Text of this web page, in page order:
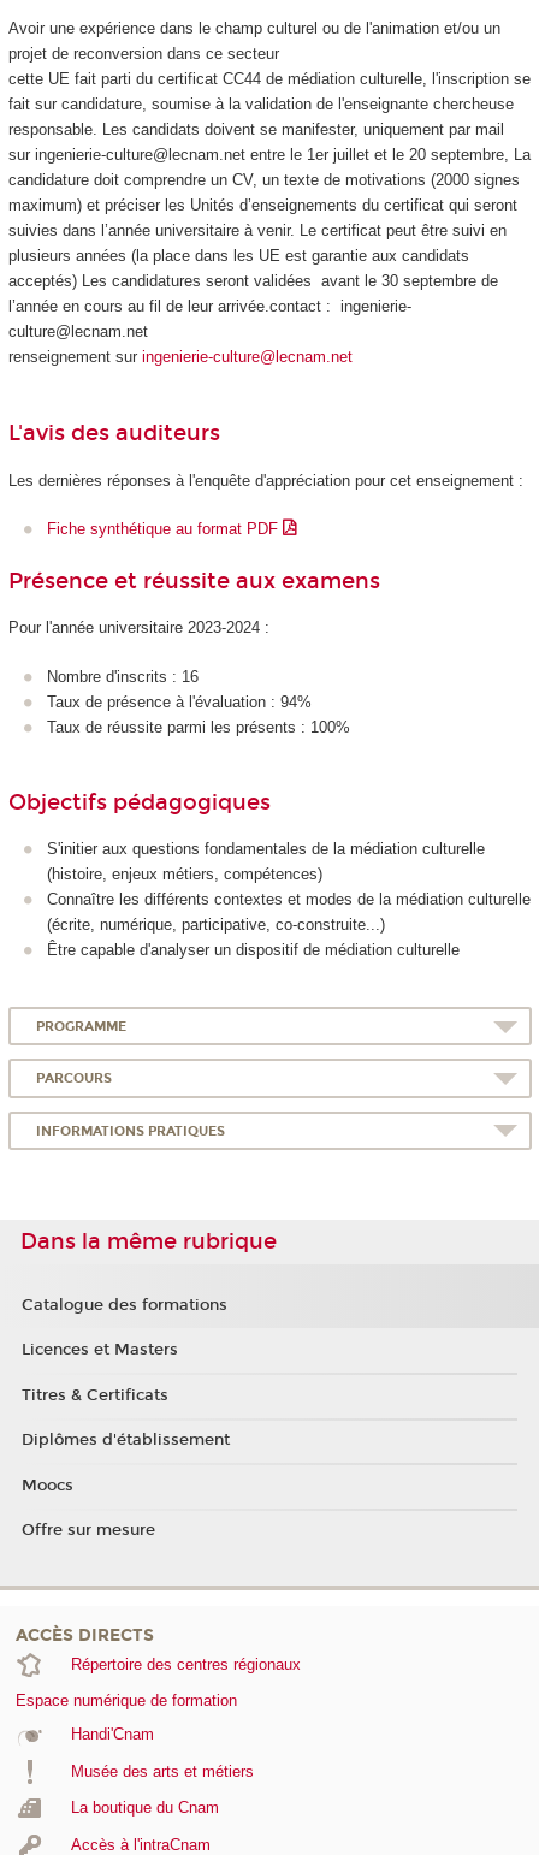
Avoir une expérience dans le champ culturel ou de l'animation et/ou un
projet de reconversion dans ce secteur
cette UE fait parti du certificat CC44 de médiation culturelle, l'inscription se
fait sur candidature, soumise à la validation de l'enseignante chercheuse
responsable. Les candidats doivent se manifester, uniquement par mail
sur ingenierie-culture@lecnam.net entre le 1er juillet et le 20 septembre, La
candidature doit comprendre un CV, un texte de motivations (2000 signes
maximum) et préciser les Unités d’enseignements du certificat qui seront
suivies dans l’année universitaire à venir. Le certificat peut être suivi en
plusieurs années (la place dans les UE est garantie aux candidats
acceptés) Les candidatures seront validées avant le 30 septembre de
l’année en cours au fil de leur arrivée.contact : ingenierie-
culture@lecnam.net
renseignement sur ingenierie-culture@lecnam.net
L'avis des auditeurs
Les dernières réponses à l'enquête d'appréciation pour cet enseignement :
Fiche synthétique au format PDF
Présence et réussite aux examens
Pour l'année universitaire 2023-2024 :
Nombre d'inscrits : 16
Taux de présence à l'évaluation : 94%
Taux de réussite parmi les présents : 100%
Objectifs pédagogiques
S'initier aux questions fondamentales de la médiation culturelle
(histoire, enjeux métiers, compétences)
Connaître les différents contextes et modes de la médiation culturelle
(écrite, numérique, participative, co-construite...)
Être capable d'analyser un dispositif de médiation culturelle
PROGRAMME
PARCOURS
INFORMATIONS PRATIQUES
Dans la même rubrique
Catalogue des formations
Licences et Masters
Titres & Certificats
Diplômes d'établissement
Moocs
Offre sur mesure
ACCÈS DIRECTS
Répertoire des centres régionaux
Espace numérique de formation
Handi'Cnam
Musée des arts et métiers
La boutique du Cnam
Accès à l'intraCnam